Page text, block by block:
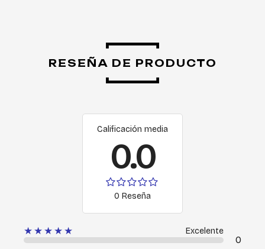
RESEÑA DE PRODUCTO
Calificación media
0.0
0 Reseña
★★★★★ Excelente
0